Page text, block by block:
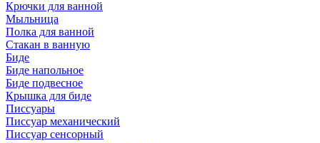
Крючки для ванной
Мыльница
Полка для ванной
Стакан в ванную
Биде
Биде напольное
Биде подвесное
Крышка для биде
Писсуары
Писсуар механический
Писсуар сенсорный